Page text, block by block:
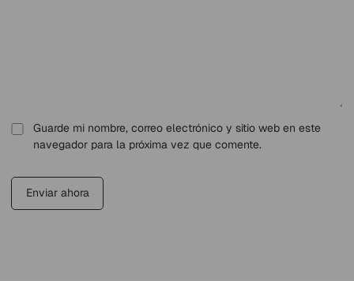
Guarde mi nombre, correo electrónico y sitio web en este
navegador para la próxima vez que comente.
Enviar ahora